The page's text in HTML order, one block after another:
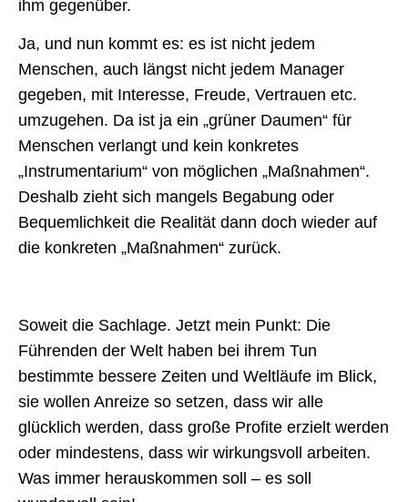
ihm gegenüber.
Ja, und nun kommt es: es ist nicht jedem
Menschen, auch längst nicht jedem Manager
gegeben, mit Interesse, Freude, Vertrauen etc.
umzugehen. Da ist ja ein „grüner Daumen“ für
Menschen verlangt und kein konkretes
„Instrumentarium“ von möglichen „Maßnahmen“.
Deshalb zieht sich mangels Begabung oder
Bequemlichkeit die Realität dann doch wieder auf
die konkreten „Maßnahmen“ zurück.
Soweit die Sachlage. Jetzt mein Punkt: Die
Führenden der Welt haben bei ihrem Tun
bestimmte bessere Zeiten und Weltläufe im Blick,
sie wollen Anreize so setzen, dass wir alle
glücklich werden, dass große Profite erzielt werden
oder mindestens, dass wir wirkungsvoll arbeiten.
Was immer herauskommen soll – es soll